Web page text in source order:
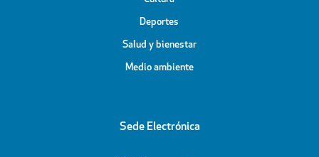
Deportes
Salud y bienestar
Medio ambiente
Sede Electrónica